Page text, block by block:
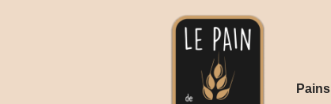
Pains